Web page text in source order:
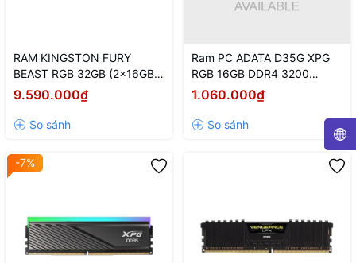
RAM KINGSTON FURY
BEAST RGB 32GB (2x16GB)
DDR5 5600Mhz
(KF556C40BBAK2-32)
9.590.000₫
Ram PC ADATA D35G XPG
RGB 16GB DDR4 3200
(AX4U320016G16A-
1.060.000₫
-7%